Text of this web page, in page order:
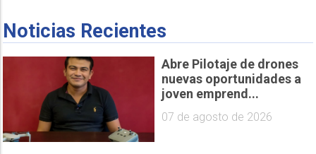
Noticias Recientes
Abre Pilotaje de drones
nuevas oportunidades a
joven emprend...
07 de agosto de 2026